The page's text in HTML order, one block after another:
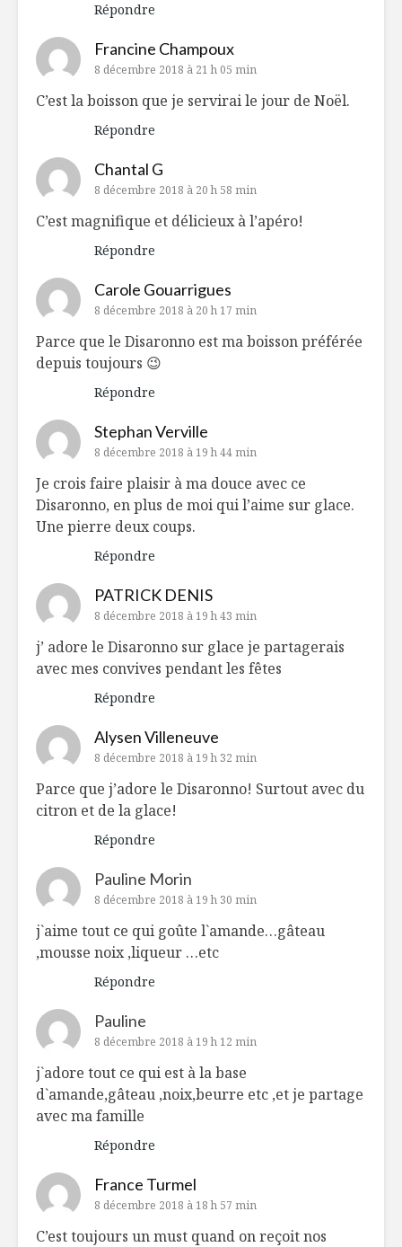
Répondre
Francine Champoux
8 décembre 2018 à 21 h 05 min
C’est la boisson que je servirai le jour de Noël.
Répondre
Chantal G
8 décembre 2018 à 20 h 58 min
C’est magnifique et délicieux à l’apéro!
Répondre
Carole Gouarrigues
8 décembre 2018 à 20 h 17 min
Parce que le Disaronno est ma boisson préférée
depuis toujours 😉
Répondre
Stephan Verville
8 décembre 2018 à 19 h 44 min
Je crois faire plaisir à ma douce avec ce
Disaronno, en plus de moi qui l’aime sur glace.
Une pierre deux coups.
Répondre
PATRICK DENIS
8 décembre 2018 à 19 h 43 min
j’ adore le Disaronno sur glace je partagerais
avec mes convives pendant les fêtes
Répondre
Alysen Villeneuve
8 décembre 2018 à 19 h 32 min
Parce que j’adore le Disaronno! Surtout avec du
citron et de la glace!
Répondre
Pauline Morin
8 décembre 2018 à 19 h 30 min
j`aime tout ce qui goûte l`amande…gâteau
,mousse noix ,liqueur …etc
Répondre
Pauline
8 décembre 2018 à 19 h 12 min
j`adore tout ce qui est à la base
d`amande,gâteau ,noix,beurre etc ,et je partage
avec ma famille
Répondre
France Turmel
8 décembre 2018 à 18 h 57 min
C’est toujours un must quand on reçoit nos